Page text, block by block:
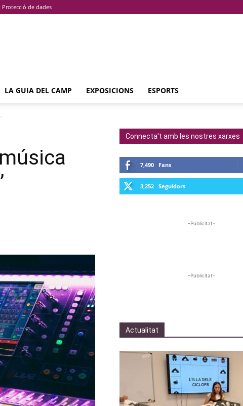
Protecció de dades
LA GUIA DEL CAMP EXPOSICIONS ESPORTS
Connecta't amb les nostres xarxes
7,490 Fans
3,252 Seguidors
-Publicitat-
-Publicitat-
Actualitat